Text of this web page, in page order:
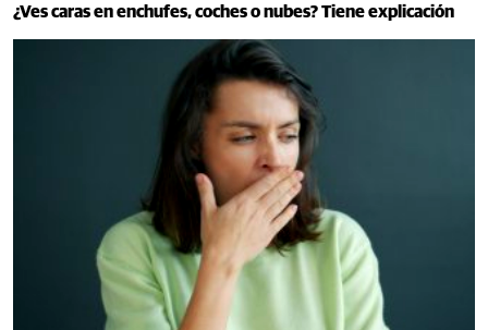
¿Ves caras en enchufes, coches o nubes? Tiene explicación